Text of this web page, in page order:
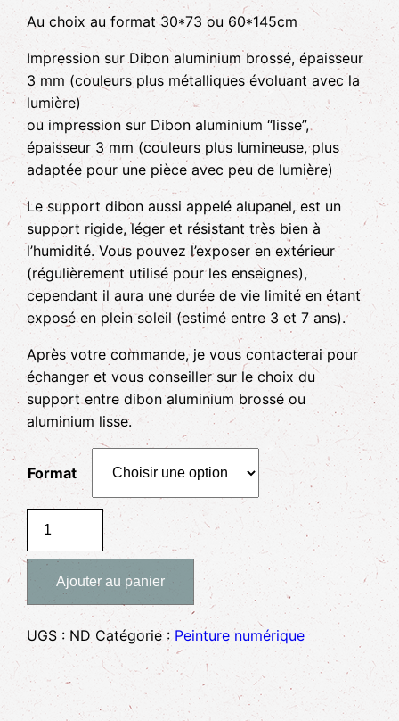
Au choix au format 30*73 ou 60*145cm
Impression sur Dibon aluminium brossé, épaisseur
3 mm (couleurs plus métalliques évoluant avec la
lumière)
ou impression sur Dibon aluminium “lisse”,
épaisseur 3 mm (couleurs plus lumineuse, plus
adaptée pour une pièce avec peu de lumière)
Le support dibon aussi appelé alupanel, est un
support rigide, léger et résistant très bien à
l’humidité. Vous pouvez l’exposer en extérieur
(régulièrement utilisé pour les enseignes),
cependant il aura une durée de vie limité en étant
exposé en plein soleil (estimé entre 3 et 7 ans).
Après votre commande, je vous contacterai pour
échanger et vous conseiller sur le choix du
support entre dibon aluminium brossé ou
aluminium lisse.
Format
Ajouter au panier
UGS : ND Catégorie : Peinture numérique